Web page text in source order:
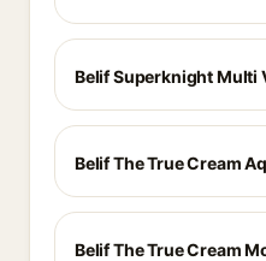
Belif Superknight Multi
Belif The True Cream
Belif The True Cream